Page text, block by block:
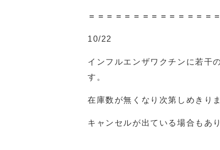
＝＝＝＝＝＝＝＝＝＝＝＝＝＝
10/22
インフルエンザワクチンに若干
す。
在庫数が無くなり次第しめきり
キャンセルが出ている場合もあ